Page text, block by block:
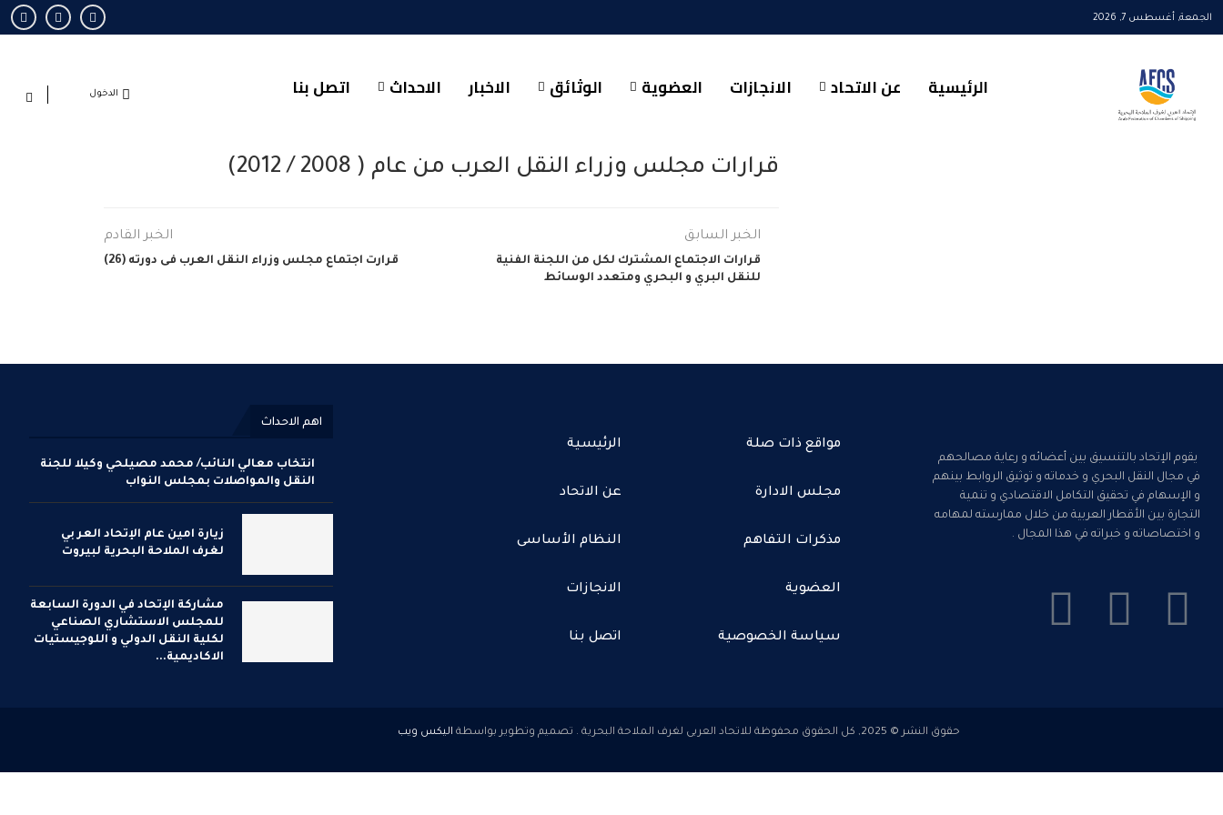
الجمعة, أغسطس 7, 2026
الرئيسية عن الاتحاد الانجازات العضوية الوثائق الاخبار الاحداث اتصل بنا الدخول
قرارات مجلس وزراء النقل العرب من عام ( 2008 / 2012)
الخبر السابق
قرارات الاجتماع المشترك لكل من اللجنة الفنية
للنقل البري و البحري ومتعدد الوسائط
الخبر القادم
قرارت اجتماع مجلس وزراء النقل العرب فى دورته (26)
يقوم الإتحاد بالتنسيق بين أعضائه و رعاية مصالحهم
في مجال النقل البحري و خدماته و توثيق الروابط بينهم
و الإسهام في تحقيق التكامل الاقتصادي و تنمية
التجارة بين الأقطار العربية من خلال ممارسته لمهامه
و اختصاصاته و خبراته في هذا المجال .
مواقع ذات صلة الرئيسية
مجلس الادارة عن الاتحاد
مذكرات التفاهم النظام الأساسى
العضوية الانجازات
سياسة الخصوصية اتصل بنا
اهم الاحداث
انتخاب معالي النائب/ محمد مصيلحي وكيلا للجنة
النقل والمواصلات بمجلس النواب
زيارة امين عام الإتحاد العر بي
لغرف الملاحة البحرية لبيروت
مشاركة الإتحاد في الدورة السابعة
للمجلس الاستشاري الصناعي
لكلية النقل الدولي و اللوجيستيات
الاكاديمية...
حقوق النشر © 2025, كل الحقوق محفوظة للاتحاد العربى لغرف الملاحة البحرية . تصميم وتطوير بواسطة اليكس ويب